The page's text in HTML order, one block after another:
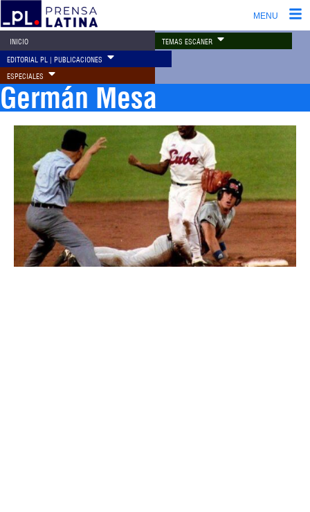
MENU
INICIO TEMAS ESCÁNER
EDITORIAL PL | PUBLICACIONES
ESPECIALES
Germán Mesa